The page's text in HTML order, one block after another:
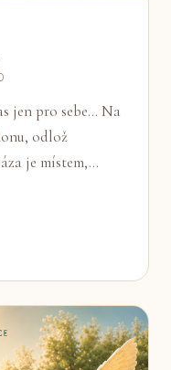
jen pro sebe... Na
odlož
je místem,…